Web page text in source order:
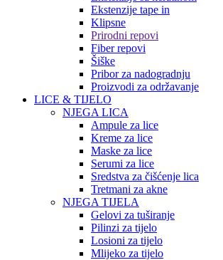
Ekstenzije tape in
Klipsne
Prirodni repovi
Fiber repovi
Šiške
Pribor za nadogradnju
Proizvodi za održavanje
LICE & TIJELO
NJEGA LICA
Ampule za lice
Kreme za lice
Maske za lice
Serumi za lice
Sredstva za čišćenje lica
Tretmani za akne
NJEGA TIJELA
Gelovi za tuširanje
Pilinzi za tijelo
Losioni za tijelo
Mlijeko za tijelo